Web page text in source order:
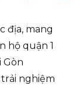
địa, mang
hộ quận 1
Gòn
trải nghiệm